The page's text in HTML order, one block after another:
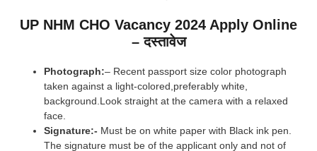
UP NHM CHO Vacancy 2024 Apply Online
– दस्तावेज
Photograph:– Recent passport size color photograph
taken against a light-colored,preferably white,
background.Look straight at the camera with a relaxed
face.
Signature:- Must be on white paper with Black ink pen.
The signature must be of the applicant only and not of